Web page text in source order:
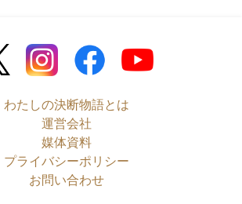
わたしの決断物語とは
運営会社
媒体資料
プライバシーポリシー
お問い合わせ